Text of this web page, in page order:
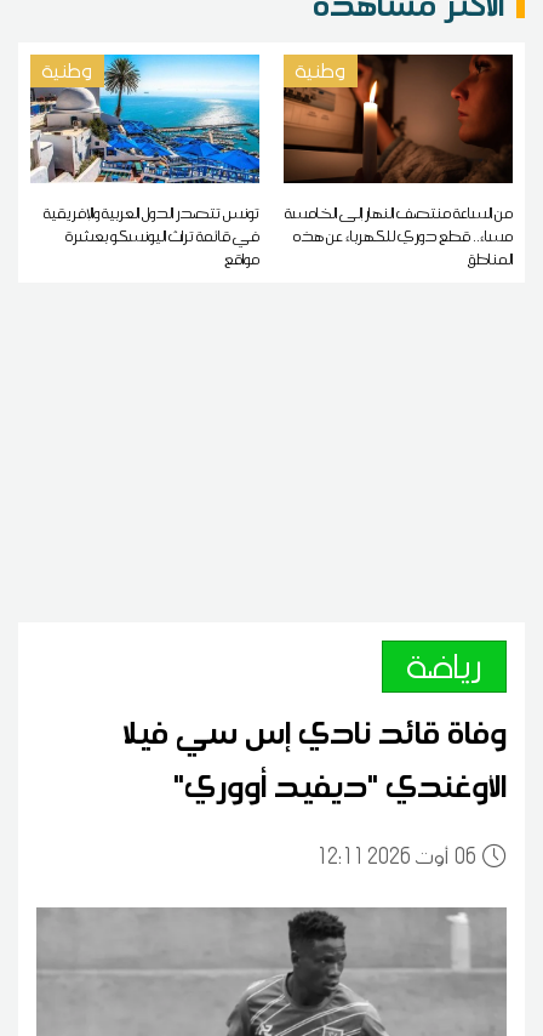
وطنية
من الساعة منتصف النهار إلى الخامسة
مساء.. قطع دوري للكهرباء عن هذه
المناطق
وطنية
تونس تتصدر الدول العربية والإفريقية
في قائمة تراث اليونسكو بعشرة
مواقع
رياضة
وفاة قائد نادي إس سي فيلا
الأوغندي "ديفيد أووري"
0612:11 2026 أوت